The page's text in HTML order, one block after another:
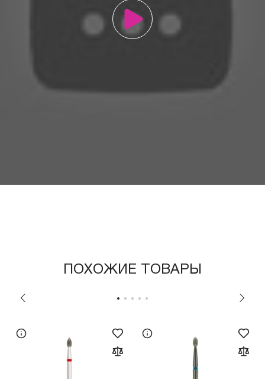
ПОХОЖИЕ ТОВАРЫ